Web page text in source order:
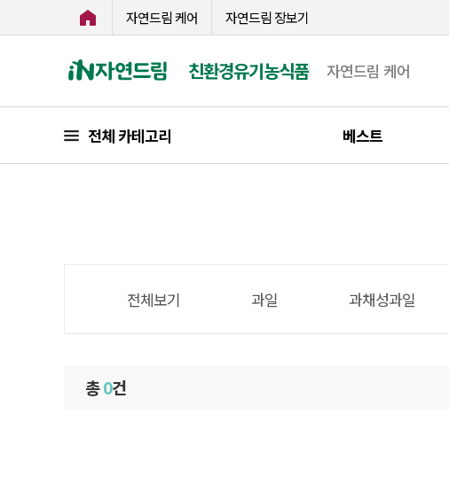
자연드림 케어 자연드림 장보기
친환경유기농식품 자연드림 케어
전체 카테고리 베스트
전체보기 과일 과채성과일
총0건